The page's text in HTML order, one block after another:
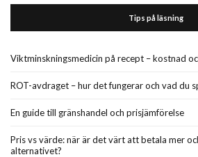
Tips på läsning
Viktminskningsmedicin på recept – kostnad
ROT-avdraget – hur det fungerar och vad du
En guide till gränshandel och prisjämförelse
Pris vs värde: när är det värt att betala mer
alternativet?